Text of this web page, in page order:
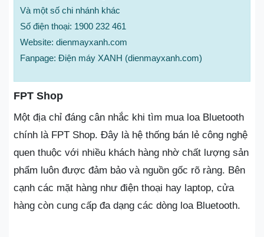
Và một số chi nhánh khác
Số điện thoại: 1900 232 461
Website: dienmayxanh.com
Fanpage: Điện máy XANH (dienmayxanh.com)
FPT Shop
Một địa chỉ đáng cân nhắc khi tìm mua loa Bluetooth
chính là FPT Shop. Đây là hệ thống bán lẻ công nghệ
quen thuộc với nhiều khách hàng nhờ chất lượng sản
phẩm luôn được đảm bảo và nguồn gốc rõ ràng. Bên
cạnh các mặt hàng như điện thoại hay laptop, cửa
hàng còn cung cấp đa dạng các dòng loa Bluetooth.